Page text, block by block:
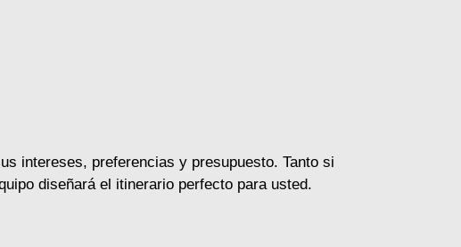
intereses, preferencias y presupuesto. Tanto si
diseñará el itinerario perfecto para usted.